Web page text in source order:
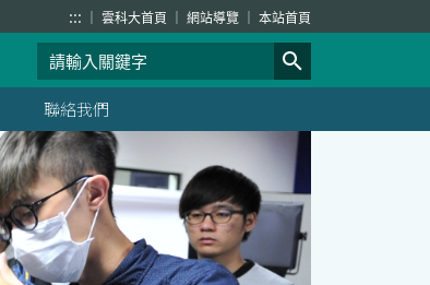
::: 雲科大首頁 網站導覽 本站首頁
聯絡我們